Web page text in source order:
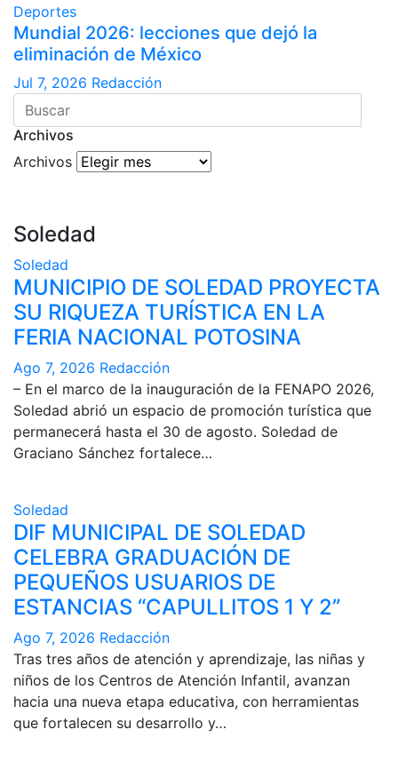
Deportes
Mundial 2026: lecciones que dejó la
eliminación de México
Jul 7, 2026 Redacción
Archivos
Archivos
Soledad
Soledad
MUNICIPIO DE SOLEDAD PROYECTA
SU RIQUEZA TURÍSTICA EN LA
FERIA NACIONAL POTOSINA
Ago 7, 2026 Redacción
– En el marco de la inauguración de la FENAPO 2026,
Soledad abrió un espacio de promoción turística que
permanecerá hasta el 30 de agosto. Soledad de
Graciano Sánchez fortalece…
Soledad
DIF MUNICIPAL DE SOLEDAD
CELEBRA GRADUACIÓN DE
PEQUEÑOS USUARIOS DE
ESTANCIAS “CAPULLITOS 1 Y 2”
Ago 7, 2026 Redacción
Tras tres años de atención y aprendizaje, las niñas y
niños de los Centros de Atención Infantil, avanzan
hacia una nueva etapa educativa, con herramientas
que fortalecen su desarrollo y…